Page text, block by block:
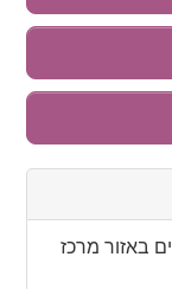
באזור מרכז